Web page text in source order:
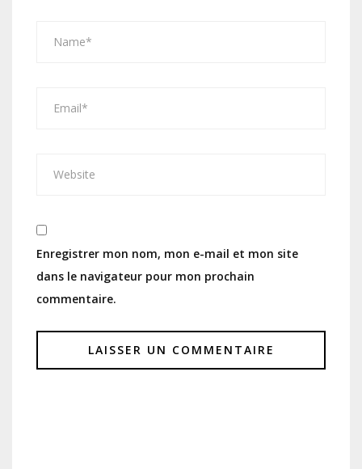
Enregistrer mon nom, mon e-mail et mon site
dans le navigateur pour mon prochain
commentaire.